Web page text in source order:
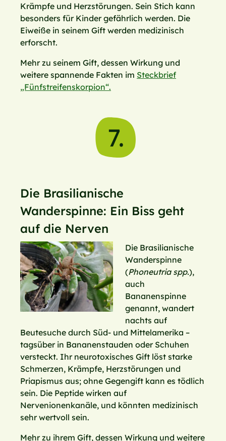
Krämpfe und Herzstörungen. Sein Stich kann
besonders für Kinder gefährlich werden. Die
Eiweiße in seinem Gift werden medizinisch
erforscht.
Mehr zu seinem Gift, dessen Wirkung und
weitere spannende Fakten im Steckbrief
„Fünfstreifenskorpion“.
7.
Die Brasilianische
Wanderspinne: Ein Biss geht
auf die Nerven
Die Brasilianische
Wanderspinne
(Phoneutria spp.),
auch
Bananenspinne
genannt, wandert
nachts auf
Beutesuche durch Süd- und Mittelamerika –
tagsüber in Bananenstauden oder Schuhen
versteckt. Ihr neurotoxisches Gift löst starke
Schmerzen, Krämpfe, Herzstörungen und
Priapismus aus; ohne Gegengift kann es tödlich
sein. Die Peptide wirken auf
Nervenionenkanäle, und könnten medizinisch
sehr wertvoll sein.
Mehr zu ihrem Gift, dessen Wirkung und weitere